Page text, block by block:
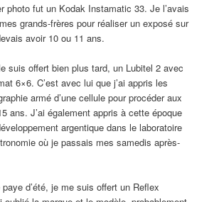
photo fut un Kodak Instamatic 33. Je l’avais
grands-frères pour réaliser un exposé sur
avoir 10 ou 11 ans.
suis offert bien plus tard, un Lubitel 2 avec
6×6. C’est avec lui que j’ai appris les
armé d’une cellule pour procéder aux
ans. J’ai également appris à cette époque
argentique dans le laboratoire
où je passais mes samedis après-
d’été, je me suis offert un Reflex